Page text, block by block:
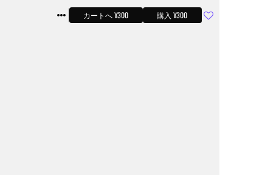
カートへ ¥300 購入 ¥300